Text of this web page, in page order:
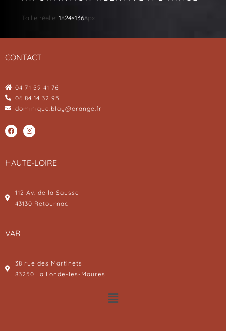
Taille réelle: 1824×1368px
CONTACT
04 71 59 41 76
06 84 14 32 95
dominique.blay@orange.fr
HAUTE-LOIRE
112 Av. de la Sausse
43130 Retournac
VAR
38 rue des Martinets
83250 La Londe-les-Maures